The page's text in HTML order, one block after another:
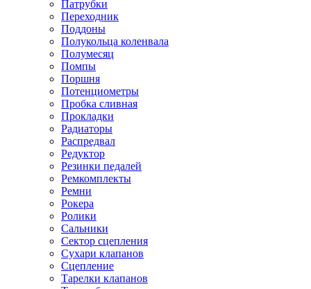
Патрубки
Переходник
Поддоны
Полукольца коленвала
Полумесяц
Помпы
Поршня
Потенциометры
Пробка сливная
Прокладки
Радиаторы
Распредвал
Редуктор
Резинки педалей
Ремкомплекты
Ремни
Рокера
Ролики
Сальники
Сектор сцепления
Сухари клапанов
Сцепление
Тарелки клапанов